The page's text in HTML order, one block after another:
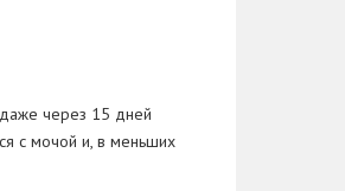
даже через 15 дней
с мочой и, в меньших